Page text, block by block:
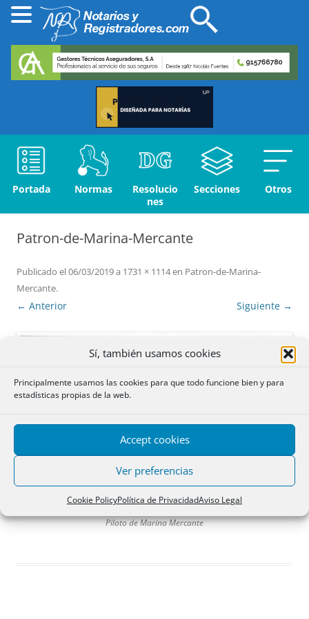
Sí, también usamos cookies
Principalmente usamos las cookies para que todo funcione bien y para
estadísticas propias de la web.
Accept cookies
Ver preferencias
Cookie PolicyPolítica de PrivacidadAviso Legal
Portada Normas
Resolucio
nes
Secciones Otros
Patron-de-Marina-Mercante
Publicado el06/03/2019a 1731 × 1114en Patron-de-Marina-
Mercante.
← Anterior Siguiente →
Piloto de Marina Mercante